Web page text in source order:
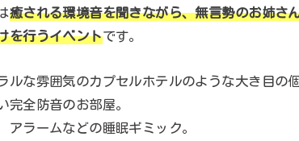
癒される環境音を聞きながら、無言勢のお姉さ
を行うイベントです。
ルな雰囲気のカプセルホテルのような大き目の個
完全防音のお部屋。
アラームなどの睡眠ギミック。